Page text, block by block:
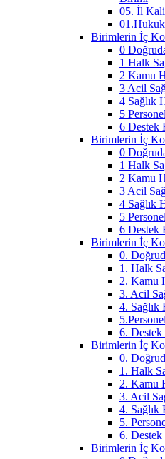
05. İl
Birimlerin İç
0
1 Halk
2 Kamu
3 Acil
4 Sağlık
5
6 Destek
Birimlerin İç
0
1 Halk
2 Kamu
3 Acil
4 Sağlık
5
6 Destek
Birimlerin İç
0.
1. Halk
2. Kamu
3. Acil
4. Sağlık
6. Destek
Birimlerin İç
0.
1. Halk
2. Kamu
3. Acil
4. Sağlık
5.
6. Destek
Birimlerin İç